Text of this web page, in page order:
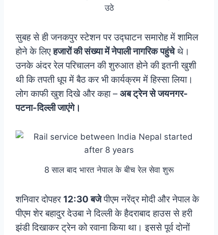
उठे
सुबह से ही जनकपुर स्टेशन पर उद्घाटन समारोह में शामिल
होने के लिएहजारों की संख्या में नेपाली नागरिक पहुंचेथे।
उनके अंदर रेल परिचालन की शुरुआत होने की इतनी खुशी
थी कि तपती धूप में बैठ कर भी कार्यक्रम में हिस्सा लिया।
लोग काफी खुश दिखे और कहा –अब ट्रेन से जयनगर-
पटना-दिल्ली जाएंगे।
8 साल बाद भारत नेपाल के बीच रेल सेवा शुरू
शनिवार दोपहर 12:30 बजेपीएम नरेंद्र मोदी और नेपाल के
पीएम शेर बहादुर देउबा ने दिल्ली के हैदराबाद हाउस से हरी
झंडी दिखाकर ट्रेन को रवाना किया था। इससे पूर्व दोनों